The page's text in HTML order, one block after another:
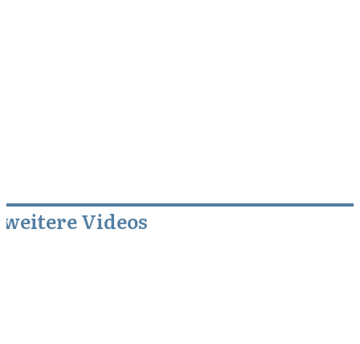
weitere Videos